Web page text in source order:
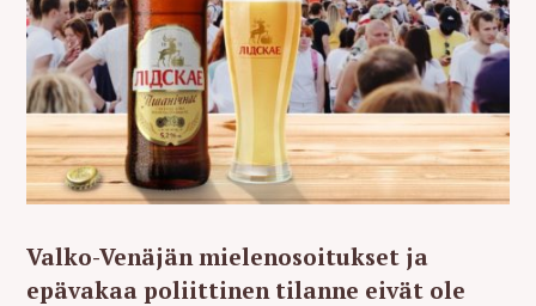
Valko-Venäjän mielenosoitukset ja
epävakaa poliittinen tilanne eivät ole